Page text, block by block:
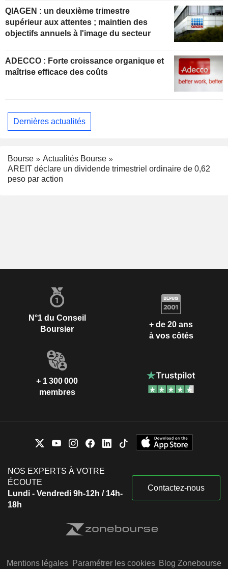
QIAGEN : un deuxième trimestre
supérieur aux attentes ; maintien des
objectifs annuels à l'image du secteur
ADECCO : Forte croissance organique et
maîtrise efficace des coûts
Dernières actualités
Bourse
Actualités Bourse
AREIT déclare un dividende trimestriel ordinaire de 0,62
peso par action
N°1 du Conseil
Boursier
+ de 20 ans
à vos côtés
+ 1 300 000
membres
NOS EXPERTS À VOTRE
ÉCOUTE
Lundi - Vendredi 9h-12h / 14h-
18h
Contactez-nous
Mentions légales Paramétrer les cookies Blog Zonebourse